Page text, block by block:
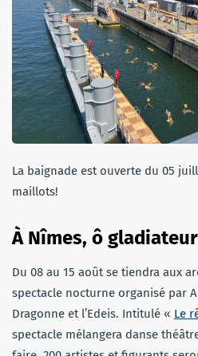
La baignade est ouverte du 05
maillots!
À Nîmes, ô
Du 08 au 15 août se tiendra aux
spectacle nocturne organisé par
Dragonne et l’Edeis. Intitulé « Le
spectacle mélangera danse